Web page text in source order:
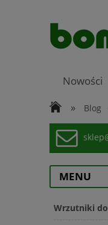
Nowości
»
Blog
MENU
Wrzutniki